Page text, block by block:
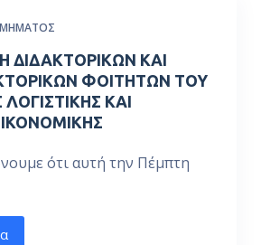
ΔΙΔΑΚΤΟΡΙΚΩΝ ΚΑΙ
ΦΟΙΤΗΤΩΝ ΤΟΥ
ΚΑΙ
ότι αυτή την Πέμπτη